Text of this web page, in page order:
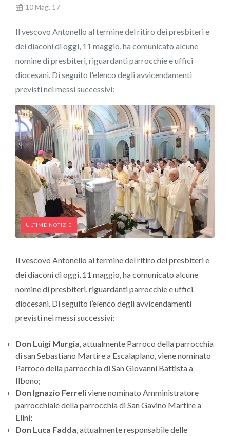
10 Mag, 17
Il vescovo Antonello al termine del ritiro dei presbiteri e
dei diaconi di oggi, 11 maggio, ha comunicato alcune
nomine di presbiteri, riguardanti parrocchie e uffici
diocesani. Di seguito l'elenco degli avvicendamenti
previsti nei messi successivi:
ULTIME NOTIZIE
Il vescovo Antonello al termine del ritiro dei presbiteri e
dei diaconi di oggi, 11 maggio, ha comunicato alcune
nomine di presbiteri, riguardanti parrocchie e uffici
diocesani. Di seguito l’elenco degli avvicendamenti
previsti nei messi successivi:
Don Luigi Murgia, attualmente Parroco della parrocchia
di san Sebastiano Martire a Escalaplano, viene nominato
Parroco della parrocchia di San Giovanni Battista a
Ilbono;
Don Ignazio Ferreliviene nominato Amministratore
parrocchiale della parrocchia di San Gavino Martire a
Elini;
Don Luca Fadda, attualmente responsabile delle